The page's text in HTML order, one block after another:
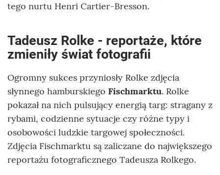
tego nurtu Henri Cartier-Bresson.
Tadeusz Rolke - reportaże, które
zmieniły świat fotografii
Ogromny sukces przyniosły Rolke zdjęcia
słynnego hamburskiego Fischmarktu. Rolke
pokazał na nich pulsujący energią targ: stragany z
rybami, codzienne sytuacje czy różne typy i
osobowości ludzkie targowej społeczności.
Zdjęcia Fischmarktu są zaliczane do największego
reportażu fotograficznego Tadeusza Rolkego.